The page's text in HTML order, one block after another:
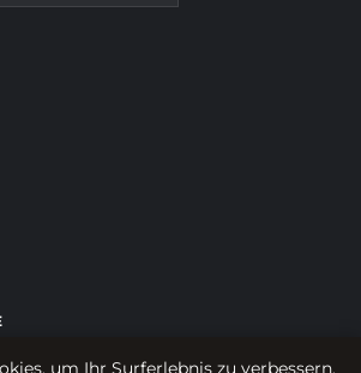
um Ihr Surferlebnis zu verbessern.